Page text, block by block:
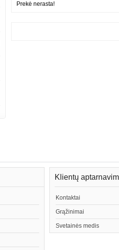
Prekė nerasta!
Klientų
Kontaktai
Grąžinimai
Svetainės medis